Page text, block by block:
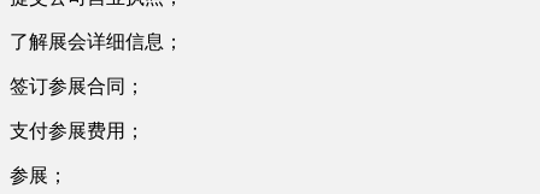
了解展会详细信息；
签订参展合同；
支付参展费用；
参展；